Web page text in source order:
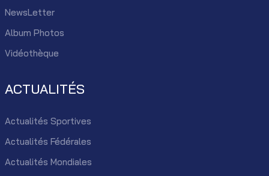
NewsLetter
Album Photos
Vidéothèque
ACTUALITÉS
Actualités Sportives
Actualités Fédérales
Actualités Mondiales